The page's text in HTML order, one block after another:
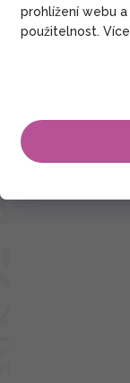
prohlížení webu
použitelnost.